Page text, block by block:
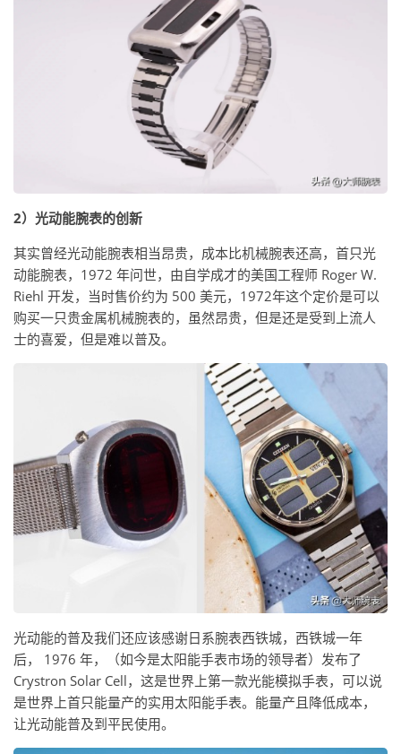
2）光动能腕表的创新
其实曾经光动能腕表相当昂贵，成本比机械腕表还高，首只光
动能腕表，1972 年问世，由自学成才的美国工程师 Roger W.
Riehl 开发，当时售价约为 500 美元，1972年这个定价是可以
购买一只贵金属机械腕表的，虽然昂贵，但是还是受到上流人
士的喜爱，但是难以普及。
光动能的普及我们还应该感谢日系腕表西铁城，西铁城一年
后， 1976 年，（如今是太阳能手表市场的领导者）发布了
Crystron Solar Cell，这是世界上第一款光能模拟手表，可以说
是世界上首只能量产的实用太阳能手表。能量产且降低成本，
让光动能普及到平民使用。